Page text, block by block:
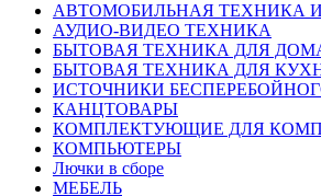
АВТОМОБИЛЬНАЯ ТЕХНИКА
АУДИО-ВИДЕО ТЕХНИКА
БЫТОВАЯ ТЕХНИКА ДЛЯ
БЫТОВАЯ ТЕХНИКА ДЛЯ
ИСТОЧНИКИ
КАНЦТОВАРЫ
КОМПЛЕКТУЮЩИЕ ДЛЯ
КОМПЬЮТЕРЫ
Лючки в сборе
МЕБЕЛЬ